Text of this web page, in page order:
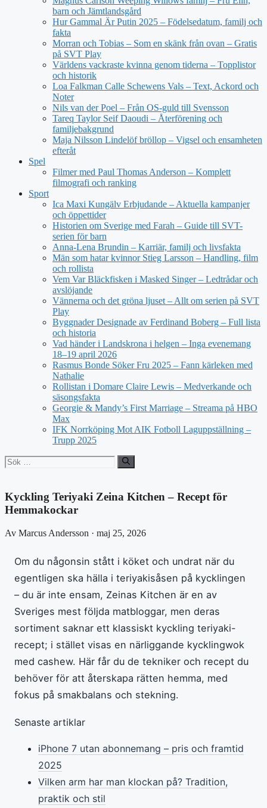
barn och Jämtlandsgård
Hur Gammal Är Putin 2025 – Födelsedatum, familj och
fakta
Morran och Tobias – Som en skänk från ovan – Gratis
på SVT Play
Världens vackraste kvinna genom tiderna – Topplistor
och historik
Loa Falkman Calle Schewens Vals – Text, Ackord och
Noter
Nils van der Poel – Från OS-guld till Svensson
Tareq Taylor Seif Daoudi – Återförening och
familjebakgrund
Maja Nilsson Lindelöf bröllop – Vigsel och ensamheten
efteråt
Spel
Filmer med Paul Thomas Anderson – Komplett
filmografi och ranking
Sport
Ica Maxi Kungälv Erbjudande – Aktuella kampanjer
och öppettider
Historien om Sverige med Farah – Guide till SVT-
serien för barn
Anna-Lena Brundin – Karriär, familj och livsfakta
Män som hatar kvinnor Stieg Larsson – Handling, film
och rollista
Vem Var Bläckfisken i Masked Singer – Ledtrådar och
avslöjande
Vännerna och det gröna ljuset – Allt om serien på SVT
Play
Byggnader Designade av Ferdinand Boberg – Full lista
och historia
Vad händer i Landskrona i helgen – Inga evenemang
18–19 april 2026
Rasmus Bonde Söker Fru 2025 – Fann kärleken med
Nathalie
Rollistan i Domare Claire Lewis – Medverkande och
säsongsfakta
Georgie & Mandy’s First Marriage – Streama på HBO
Max
IFK Norrköping Mot AIK Fotboll Laguppställning –
Trupp 2025
Sök
efter:
Kyckling Teriyaki Zeina Kitchen – Recept för
Hemmakockar
Av Marcus Andersson · maj 25, 2026
Om du någonsin stått i köket och undrat när du
egentligen ska hälla i teriyakisåsen på kycklingen
– du är inte ensam, Zeinas Kitchen är en av
Sveriges mest följda matbloggar, men deras
sortiment saknar ett klassiskt kyckling teriyaki-
recept; i stället visas en närliggande kycklingwok
med cashew. Här får du de tekniker och recept du
behöver för att återskapa rätten hemma, med
fokus på smakbalans och stekning.
Senaste artiklar
iPhone 7 utan abonnemang – pris och framtid
2025
Vilken arm har man klockan på? Tradition,
praktik och stil